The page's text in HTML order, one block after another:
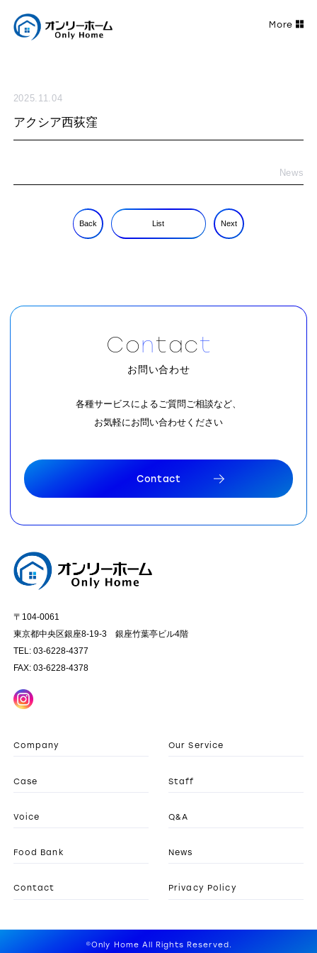
2025.11.04
アクシア西荻窪
News
Back List Next
Contact
お問い合わせ
各種サービスによるご質問ご相談など、
お気軽にお問い合わせください
Contact
〒104-0061
東京都中央区銀座8-19-3 銀座竹葉亭ビル4階
TEL: 03-6228-4377
FAX: 03-6228-4378
Company Our Service
Case Staff
Voice Q&A
Food Bank News
Contact Privacy Policy
©Only Home All Rights Reserved.